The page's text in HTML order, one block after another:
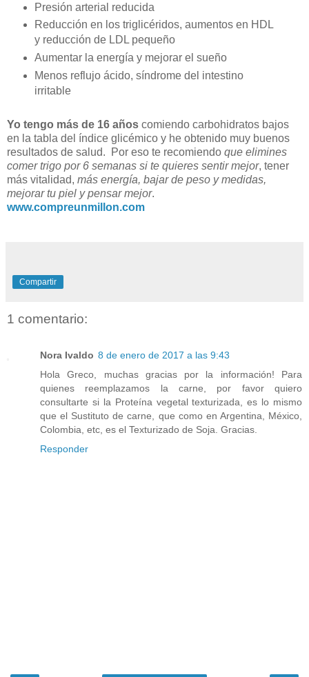
Presión arterial reducida
Reducción en los triglicéridos, aumentos en HDL
y reducción de LDL pequeño
Aumentar la energía y mejorar el sueño
Menos reflujo ácido, síndrome del intestino
irritable
Yo tengo más de 16 años comiendo carbohidratos bajos
en la tabla del índice glicémico y he obtenido muy buenos
resultados de salud. Por eso te recomiendo que elimines
comer trigo por 6 semanas si te quieres sentir mejor, tener
más vitalidad, más energía, bajar de peso y medidas,
mejorar tu piel y pensar mejor.
www.compreunmillon.com
Compartir
1 comentario:
Nora Ivaldo 8 de enero de 2017 a las 9:43
Hola Greco, muchas gracias por la información! Para
quienes reemplazamos la carne, por favor quiero
consultarte si la Proteína vegetal texturizada, es lo mismo
que el Sustituto de carne, que como en Argentina, México,
Colombia, etc, es el Texturizado de Soja. Gracias.
Responder